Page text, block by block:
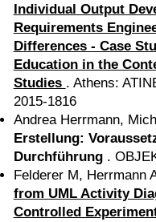
Individual Output
Requirements
Differences - Case
Education in the
Studies . Athens:
2015-1816
Andrea Herrmann,
Erstellung:
Durchführung .
Felderer M, Herrmann
from UML Activity
Controlled